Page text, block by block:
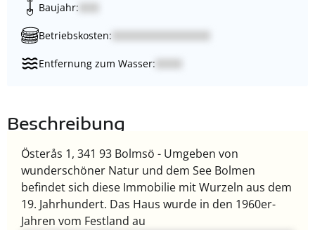
Baujahr:
Betriebskosten:
Entfernung zum Wasser:
Beschreibung
Österås 1, 341 93 Bolmsö - Umgeben von
wunderschöner Natur und dem See Bolmen
befindet sich diese Immobilie mit Wurzeln aus dem
19. Jahrhundert. Das Haus wurde in den 1960er-
Jahren vom Festland au